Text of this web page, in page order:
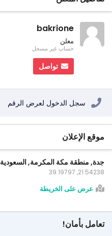
bakrione
معلن
حساب غير مسجل
تواصل
سجل الدخول لعرض الرقم
موقع الإعلان
جدة, منطقة مكة المكرمة, السعودية
21.54238, 39.19797
عرض على الخريطة
تعامل بأمان!